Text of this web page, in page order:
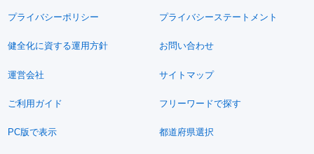
プライバシーポリシー プライバシーステートメント
健全化に資する運用方針 お問い合わせ
運営会社 サイトマップ
ご利用ガイド フリーワードで探す
PC版で表示 都道府県選択